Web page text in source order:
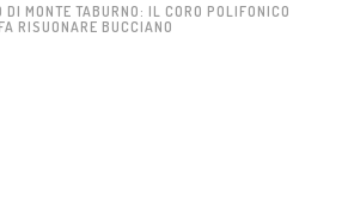
MONTE TABURNO: IL CORO POLIFONICO
RISUONARE BUCCIANO